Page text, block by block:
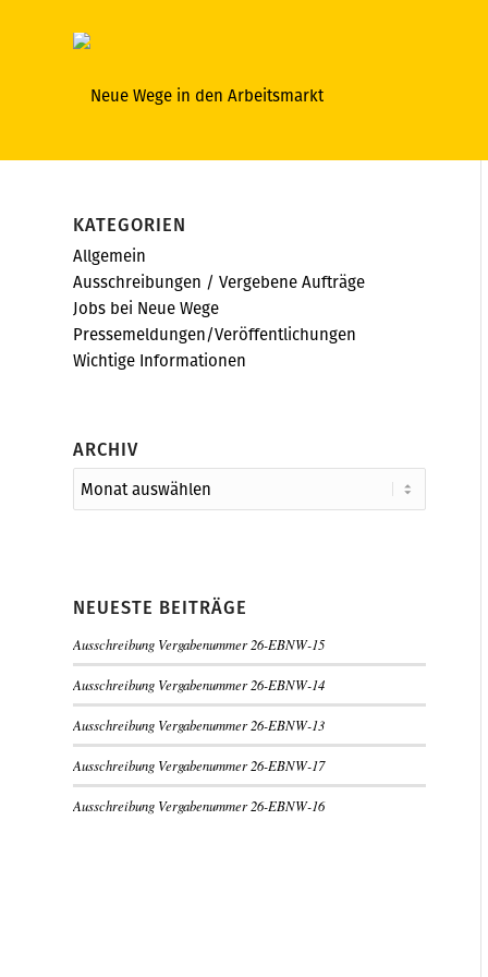
KATEGORIEN
Allgemein
Ausschreibungen / Vergebene Aufträge
Jobs bei Neue Wege
Pressemeldungen/Veröffentlichungen
Wichtige Informationen
ARCHIV
NEUESTE BEITRÄGE
Ausschreibung Vergabenummer 26-EBNW-15
Ausschreibung Vergabenummer 26-EBNW-14
Ausschreibung Vergabenummer 26-EBNW-13
Ausschreibung Vergabenummer 26-EBNW-17
Ausschreibung Vergabenummer 26-EBNW-16